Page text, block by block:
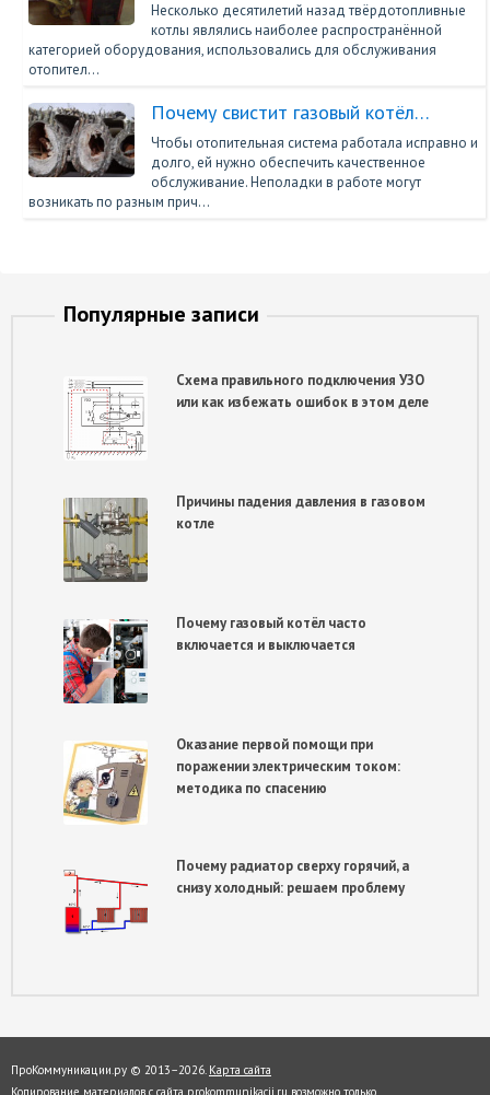
Несколько десятилетий назад твёрдотопливные
котлы являлись наиболее распространённой
категорией оборудования, использовались для обслуживания
отопител…
Почему свистит газовый котёл…
Чтобы отопительная система работала исправно и
долго, ей нужно обеспечить качественное
обслуживание. Неполадки в работе могут
возникать по разным прич…
Популярные записи
Схема правильного подключения УЗО
или как избежать ошибок в этом деле
Причины падения давления в газовом
котле
Почему газовый котёл часто
включается и выключается
Оказание первой помощи при
поражении электрическим током:
методика по спасению
Почему радиатор сверху горячий, а
снизу холодный: решаем проблему
ПроКоммуникации.ру © 2013–2026. Карта сайта